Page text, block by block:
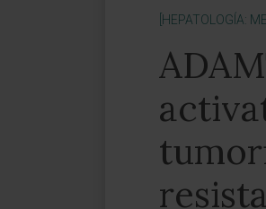
[HEPATOLOGÍA: